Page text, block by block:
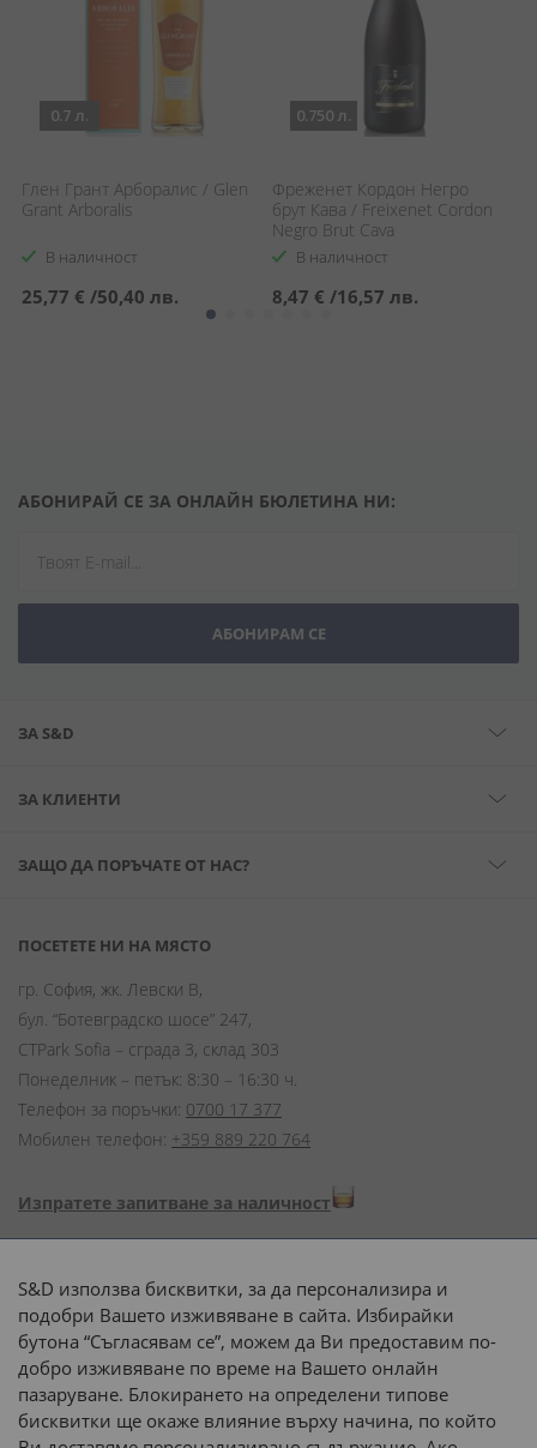
0.7 л.
Глен Грант Арборалис / Glen
Grant Arboralis
В наличност
25,77 € /50,40 лв.
0.750 л.
Фреженет Кордон Негро
брут Кава / Freixenet Cordon
Negro Brut Cava
В наличност
8,47 € /16,57 лв.
АБОНИРАЙ СЕ ЗА ОНЛАЙН БЮЛЕТИНА НИ:
АБОНИРАМ СЕ
ЗА S&D
ЗА КЛИЕНТИ
ЗАЩО ДА ПОРЪЧАТЕ ОТ НАС?
ПОСЕТЕТЕ НИ НА МЯСТО
гр. София, жк. Левски В,
бул. “Ботевградско шосе” 247,
CTPark Sofia – сграда 3, склад 303
Понеделник – петък: 8:30 – 16:30 ч.
Телефон за поръчки: 0700 17 377
Мобилен телефон: +359 889 220 764
Изпратете запитване за наличност
Начини на плащане:
Доставка до адрес с:
S&D използва бисквитки, за да персонализира и
подобри Вашето изживяване в сайта. Избирайки
бутона “Съгласявам се”, можем да Ви предоставим по-
добро изживяване по време на Вашето онлайн
пазаруване. Блокирането на определени типове
бисквитки ще окаже влияние върху начина, по който